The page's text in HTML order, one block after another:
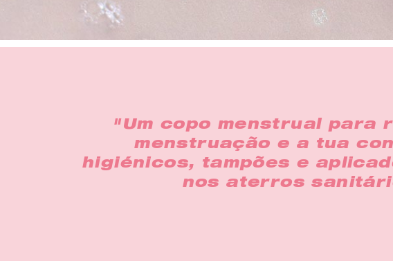
"Um copo menstrual para
menstruação e a tua
higiénicos, tampões e
nos aterros